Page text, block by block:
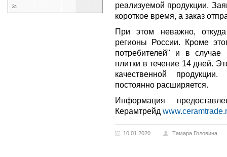
31
реализуемой продукции.
короткое время, а заказ
При этом неважно,
регионы России. Кроме
потребителей" и в
плитки в течение 14 дней.
качественной
постоянно расширяется.
Информация
Керамтрейд
10.01.2020 Тамара Головина